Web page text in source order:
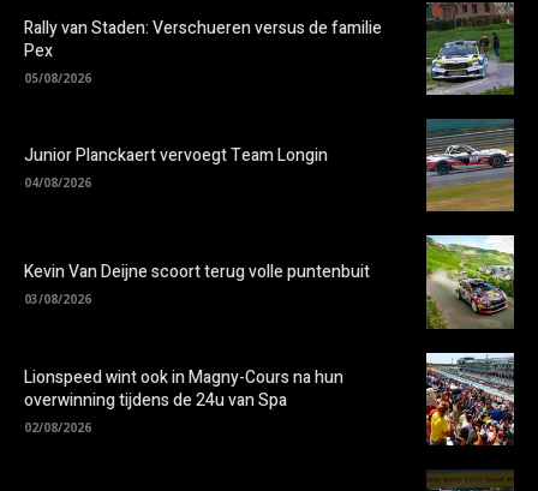
Rally van Staden: Verschueren versus de familie
Pex
05/08/2026
Junior Planckaert vervoegt Team Longin
04/08/2026
Kevin Van Deijne scoort terug volle puntenbuit
03/08/2026
Lionspeed wint ook in Magny-Cours na hun
overwinning tijdens de 24u van Spa
02/08/2026